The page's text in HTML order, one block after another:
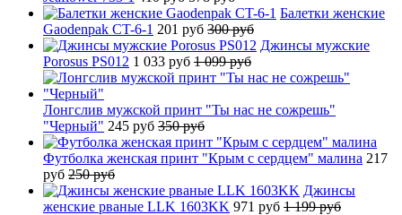
Балетки женские
Gaodenpak CT-6-1 201 руб 300 руб
Джинсы мужские
Porosus PS012 1 033 руб 1 099 руб
Лонгслив мужской принт "Ты нас не сожрешь"
"Черный" 245 руб 350 руб
Футболка женская принт "Крым с сердцем" малина 217
руб 250 руб
Джинсы
женские рваные LLK 1603KK 971 руб 1 199 руб